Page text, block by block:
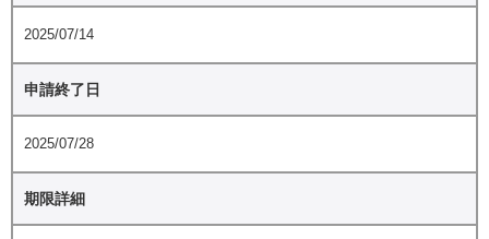
2025/07/14
申請終了日
2025/07/28
期限詳細